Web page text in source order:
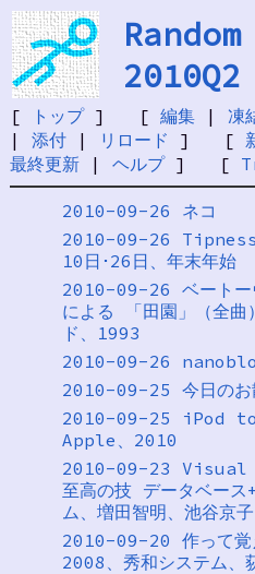
2010Q2
[ トップ] [ 編集| 凍
| 添付| リロード ] [
最終更新| ヘルプ] [
2010-09-26 ネコ
2010-09-26 Tipness
10日･26日、年末年始
2010-09-26 ベートー
による 「田園」（全曲
ド、1993
2010-09-26
2010-09-25 今日のお
2010-09-25 iPod
Apple、2010
2010-09-23 Visual
至高の技 データベー
ム、増田智明、池谷京
2010-09-20 作って
2008、秀和システム、